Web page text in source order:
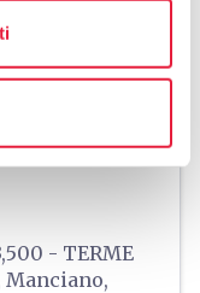
- TERME
Manciano,